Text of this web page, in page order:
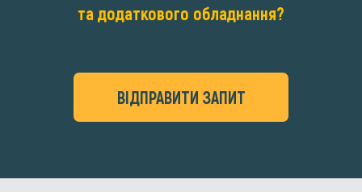
та додаткового обладнання?
ВІДПРАВИТИ ЗАПИТ